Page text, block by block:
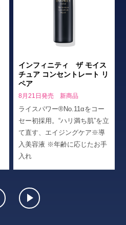
インフィニティ ザ モイス
チュア コンセントレート リ
ペア
8月21日発売 新商品
ライスパワー®No.11αをコー
セー初採用。“ハリ満ち肌”を立
て直す、エイジングケア※導
入美容液 ※年齢に応じたお手
入れ